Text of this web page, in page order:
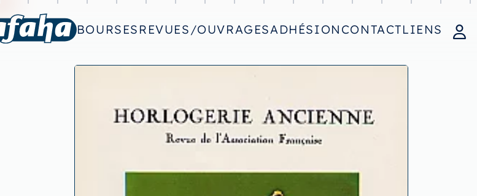
BOURSES REVUES/OUVRAGESADHÉSION CONTACTLIENS